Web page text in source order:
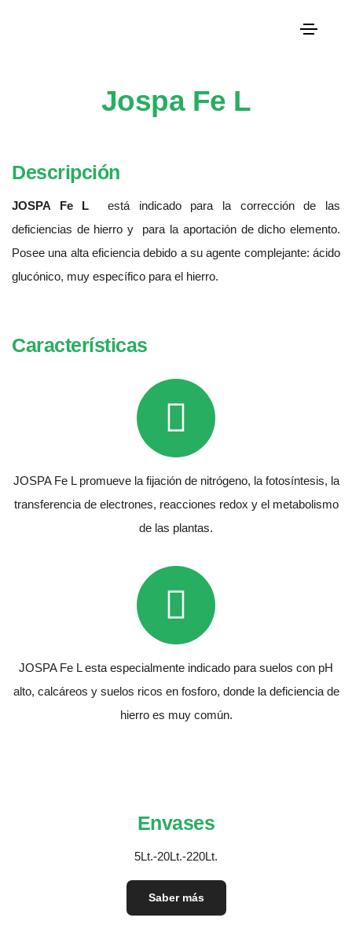
Jospa Fe L
Descripción
JOSPA Fe L está indicado para la corrección de las
deficiencias de hierro y para la aportación de dicho elemento.
Posee una alta eficiencia debido a su agente complejante: ácido
glucónico, muy específico para el hierro.
Características
JOSPA Fe L promueve la fijación de nitrógeno, la fotosíntesis, la
transferencia de electrones, reacciones redox y el metabolismo
de las plantas.
JOSPA Fe L esta especialmente indicado para suelos con pH
alto, calcáreos y suelos ricos en fosforo, donde la deficiencia de
hierro es muy común.
Envases
5Lt.-20Lt.-220Lt.
Saber más